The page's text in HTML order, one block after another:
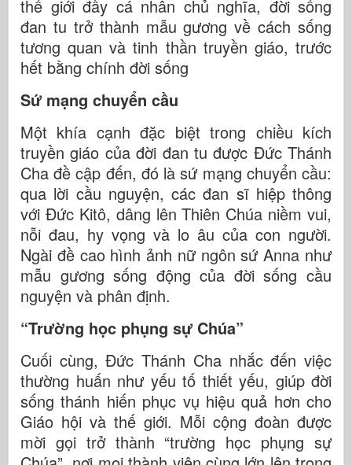
thế giới đầy cá nhân chủ nghĩa, đời sống
đan tu trở thành mẫu gương về cách sống
tương quan và tinh thần truyền giáo, trước
hết bằng chính đời sống
Sứ mạng chuyển cầu
Một khía cạnh đặc biệt trong chiều kích
truyền giáo của đời đan tu được Đức Thánh
Cha đề cập đến, đó là sứ mạng chuyển cầu:
qua lời cầu nguyện, các đan sĩ hiệp thông
với Đức Kitô, dâng lên Thiên Chúa niềm vui,
nỗi đau, hy vọng và lo âu của con người.
Ngài đề cao hình ảnh nữ ngôn sứ Anna như
mẫu gương sống động của đời sống cầu
nguyện và phân định.
“Trường học phụng sự Chúa”
Cuối cùng, Đức Thánh Cha nhắc đến việc
thường huấn như yếu tố thiết yếu, giúp đời
sống thánh hiến phục vụ hiệu quả hơn cho
Giáo hội và thế giới. Mỗi cộng đoàn được
mời gọi trở thành “trường học phụng sự